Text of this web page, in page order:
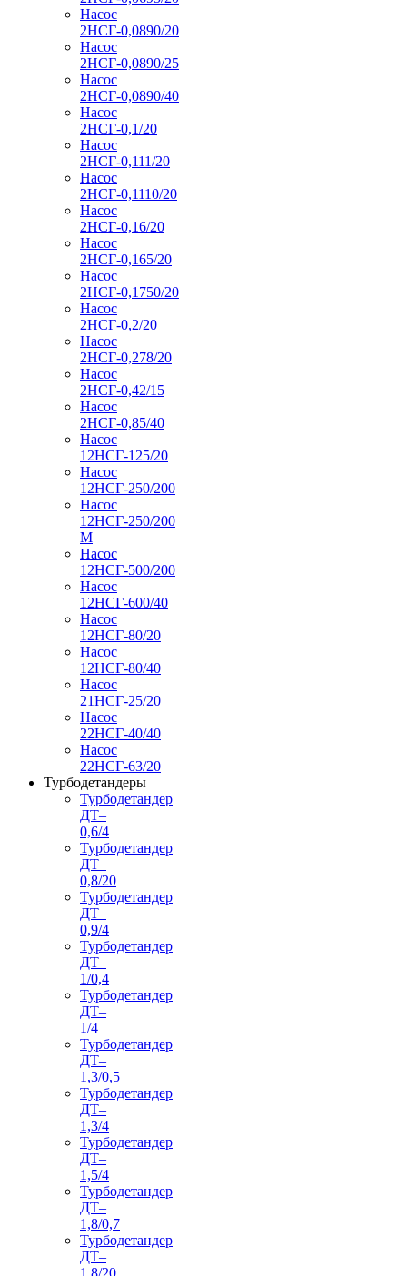
Насос
2НСГ-0,0890/20
Насос
2НСГ-0,0890/25
Насос
2НСГ-0,0890/40
Насос
2НСГ-0,1/20
Насос
2НСГ-0,111/20
Насос
2НСГ-0,1110/20
Насос
2НСГ-0,16/20
Насос
2НСГ-0,165/20
Насос
2НСГ-0,1750/20
Насос
2НСГ-0,2/20
Насос
2НСГ-0,278/20
Насос
2НСГ-0,42/15
Насос
2НСГ-0,85/40
Насос
12НСГ-125/20
Насос
12НСГ-250/200
Насос
12НСГ-250/200
М
Насос
12НСГ-500/200
Насос
12НСГ-600/40
Насос
12НСГ-80/20
Насос
12НСГ-80/40
Насос
21НСГ-25/20
Насос
22НСГ-40/40
Насос
22НСГ-63/20
Турбодетандеры
Турбодетандер
ДТ–
0,6/4
Турбодетандер
ДТ–
0,8/20
Турбодетандер
ДТ–
0,9/4
Турбодетандер
ДТ–
1/0,4
Турбодетандер
ДТ–
1/4
Турбодетандер
ДТ–
1,3/0,5
Турбодетандер
ДТ–
1,3/4
Турбодетандер
ДТ–
1,5/4
Турбодетандер
ДТ–
1,8/0,7
Турбодетандер
ДТ–
1,8/20